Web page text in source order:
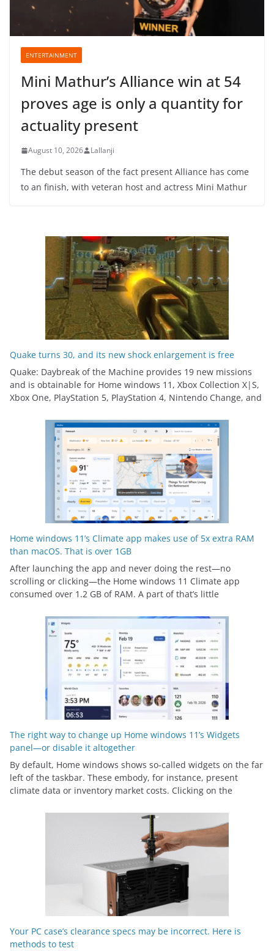
ENTERTAINMENT
Mini Mathur’s Alliance win at 54
proves age is only a quantity for
actuality present
August 10, 2026 Lallanji
The debut season of the fact present Alliance has come
to an finish, with veteran host and actress Mini Mathur
Quake turns 30, and its new shock enlargement is free
Quake: Daybreak of the Machine provides 19 new missions
and is obtainable for Home windows 11, Xbox Collection X|S,
Xbox One, PlayStation 5, PlayStation 4, Nintendo Change, and
Home windows 11’s Climate app makes use of 5x extra RAM
than macOS. That is over 1GB
After launching the app and never doing the rest—no
scrolling or clicking—the Home windows 11 Climate app
consumed over 1.2 GB of RAM. A part of that’s little
The right way to change up Home windows 11’s Widgets
panel—or disable it altogether
By default, Home windows shows so-called widgets on the far
left of the taskbar. These embody, for instance, present
climate data or inventory market costs. Clicking on the
Your PC case’s clearance specs may be incorrect. Here is
methods to test